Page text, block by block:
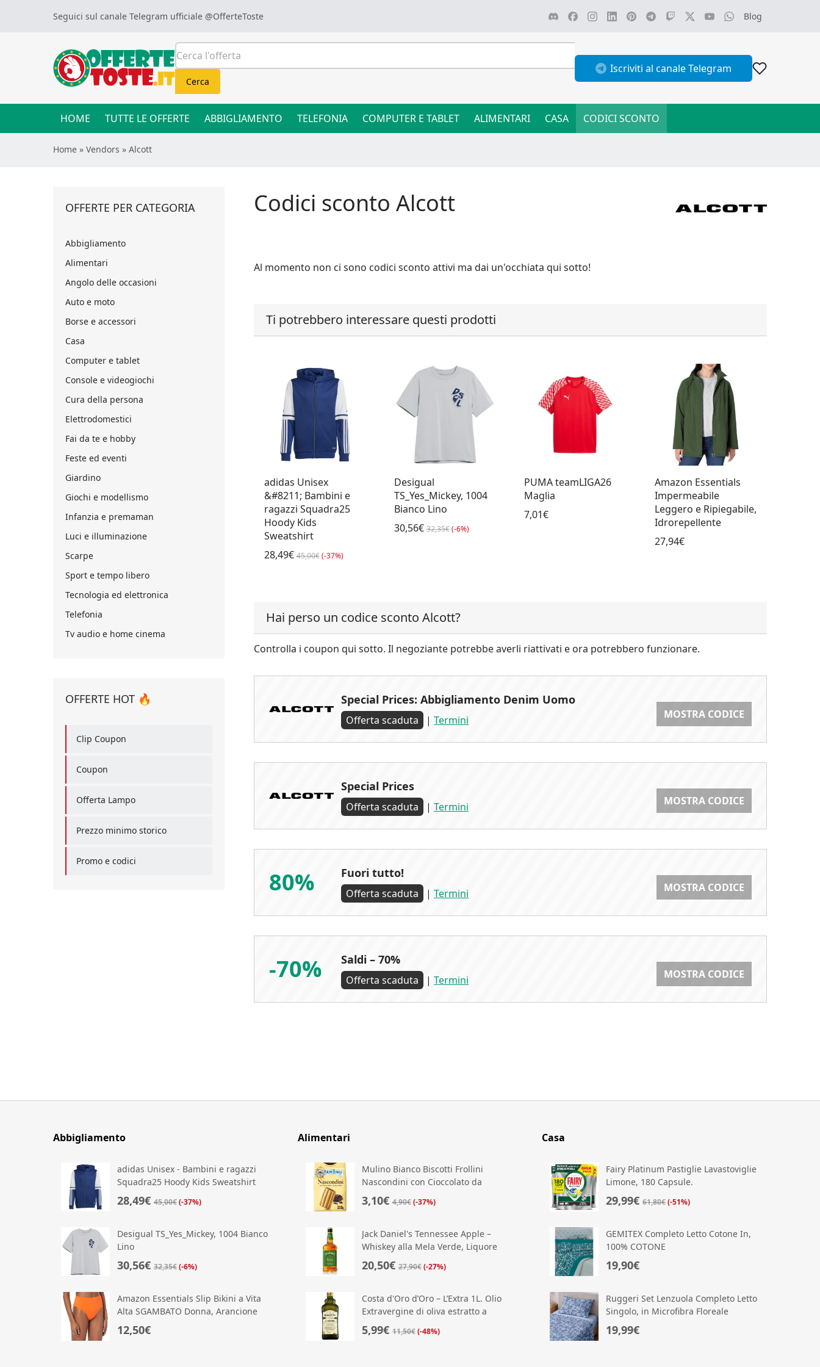
Seguici sul canale Telegram ufficiale @OfferteToste Blog
Cerca:
Cerca
Iscriviti al canale Telegram
HOME TUTTE LE OFFERTE ABBIGLIAMENTO TELEFONIA COMPUTER E TABLET ALIMENTARI CASA CODICI SCONTO
Home » Vendors » Alcott
Codici sconto Alcott
Al momento non ci sono codici sconto attivi ma dai un'occhiata qui sotto!
Ti potrebbero interessare questi prodotti
adidas Unisex
&#8211; Bambini e
ragazzi Squadra25
Hoody Kids
Sweatshirt
28,49€45,00€ (-37%)
Desigual
TS_Yes_Mickey, 1004
Bianco Lino
30,56€ 32,35€(-6%)
PUMA teamLIGA26
Maglia
7,01€
Amazon Essentials
Impermeabile
Leggero e Ripiegabile,
Idrorepellente
27,94€
Hai perso un codice sconto Alcott?
Controlla i coupon qui sotto. Il negoziante potrebbe averli riattivati e ora potrebbero funzionare.
Special Prices: Abbigliamento Denim Uomo
Offerta scaduta |Termini MOSTRA CODICE
Special Prices
Offerta scaduta |Termini MOSTRA CODICE
80% Fuori tutto!
Offerta scaduta |Termini MOSTRA CODICE
-70% Saldi – 70%
Offerta scaduta |Termini MOSTRA CODICE
OFFERTE PER CATEGORIA
Abbigliamento
Alimentari
Angolo delle occasioni
Auto e moto
Borse e accessori
Casa
Computer e tablet
Console e videogiochi
Cura della persona
Elettrodomestici
Fai da te e hobby
Feste ed eventi
Giardino
Giochi e modellismo
Infanzia e premaman
Luci e illuminazione
Scarpe
Sport e tempo libero
Tecnologia ed elettronica
Telefonia
Tv audio e home cinema
OFFERTE HOT 🔥
Clip Coupon
Coupon
Offerta Lampo
Prezzo minimo storico
Promo e codici
Abbigliamento
adidas Unisex - Bambini e ragazzi
Squadra25 Hoody Kids Sweatshirt
28,49€ 45,00€(-37%)
Desigual TS_Yes_Mickey, 1004 Bianco
Lino
30,56€ 32,35€(-6%)
Amazon Essentials Slip Bikini a Vita
Alta SGAMBATO Donna, Arancione
12,50€
Alimentari
Mulino Bianco Biscotti Frollini
Nascondini con Cioccolato da
Mordere
3,10€4,90€(-37%)
Jack Daniel's Tennessee Apple –
Whiskey alla Mela Verde, Liquore
Americano dal Gusto Fresco e Dolce
20,50€27,90€(-27%)
Costa d'Oro d’Oro – L’Extra 1L. Olio
Extravergine di oliva estratto a
freddo. Sapore equilibrato
5,99€11,50€(-48%)
Casa
Fairy Platinum Pastiglie Lavastoviglie
Limone, 180 Capsule.
29,99€61,80€(-51%)
GEMITEX Completo Letto Cotone In,
100% COTONE
19,90€
Ruggeri Set Lenzuola Completo Letto
Singolo, in Microfibra Floreale
Azzurro
19,99€